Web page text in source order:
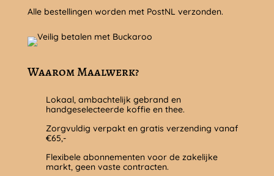
Alle bestellingen worden met PostNL verzonden.
Waarom Maalwerk?
Lokaal, ambachtelijk gebrand en
handgeselecteerde koffie en thee.
Zorgvuldig verpakt en gratis verzending vanaf
€65,-
Flexibele abonnementen voor de zakelijke
markt, geen vaste contracten.